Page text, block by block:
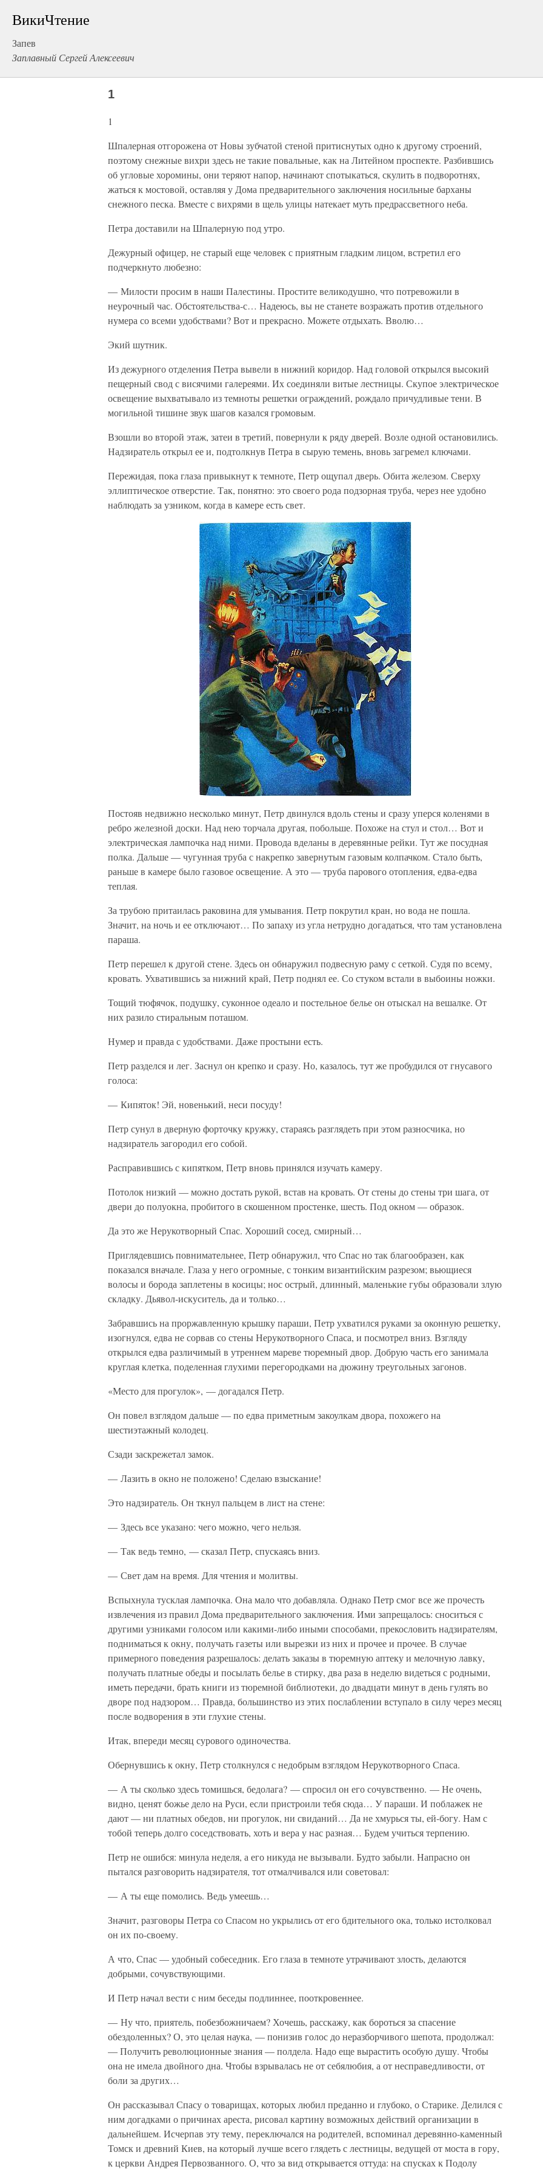
ВикиЧтение
Запев
Заплавный Сергей Алексеевич
1
1
Шпалерная отгорожена от Новы зубчатой стеной притиснутых одно к другому строений,
поэтому снежные вихри здесь не такие повальные, как на Литейном проспекте. Разбившись
об угловые хоромины, они теряют напор, начинают спотыкаться, скулить в подворотнях,
жаться к мостовой, оставляя у Дома предварительного заключения носильные барханы
снежного песка. Вместе с вихрями в щель улицы натекает муть предрассветного неба.
Петра доставили на Шпалерную под утро.
Дежурный офицер, не старый еще человек с приятным гладким лицом, встретил его
подчеркнуто любезно:
— Милости просим в наши Палестины. Простите великодушно, что потревожили в
неурочный час. Обстоятельства-с… Надеюсь, вы не станете возражать против отдельного
нумера со всеми удобствами? Вот и прекрасно. Можете отдыхать. Вволю…
Экий шутник.
Из дежурного отделения Петра вывели в нижний коридор. Над головой открылся высокий
пещерный свод с висячими галереями. Их соединяли витые лестницы. Скупое электрическое
освещение выхватывало из темноты решетки ограждений, рождало причудливые тени. В
могильной тишине звук шагов казался громовым.
Взошли во второй этаж, затеи в третий, повернули к ряду дверей. Возле одной остановились.
Надзиратель открыл ее и, подтолкнув Петра в сырую темень, вновь загремел ключами.
Пережидая, пока глаза привыкнут к темноте, Петр ощупал дверь. Обита железом. Сверху
эллиптическое отверстие. Так, понятно: это своего рода подзорная труба, через нее удобно
наблюдать за узником, когда в камере есть свет.
Постояв недвижно несколько минут, Петр двинулся вдоль стены и сразу уперся коленями в
ребро железной доски. Над нею торчала другая, побольше. Похоже на стул и стол… Вот и
электрическая лампочка над ними. Провода вделаны в деревянные рейки. Тут же посудная
полка. Дальше — чугунная труба с накрепко завернутым газовым колпачком. Стало быть,
раньше в камере было газовое освещение. А это — труба парового отопления, едва-едва
теплая.
За трубою притаилась раковина для умывания. Петр покрутил кран, но вода не пошла.
Значит, на ночь и ее отключают… По запаху из угла нетрудно догадаться, что там установлена
параша.
Петр перешел к другой стене. Здесь он обнаружил подвесную раму с сеткой. Судя по всему,
кровать. Ухватившись за нижний край, Петр поднял ее. Со стуком встали в выбоины ножки.
Тощий тюфячок, подушку, суконное одеало и постельное белье он отыскал на вешалке. От
них разило стиральным поташом.
Нумер и правда с удобствами. Даже простыни есть.
Петр разделся и лег. Заснул он крепко и сразу. Но, казалось, тут же пробудился от гнусавого
голоса:
— Кипяток! Эй, новенький, неси посуду!
Петр сунул в дверную форточку кружку, стараясь разглядеть при этом разносчика, но
надзиратель загородил его собой.
Расправившись с кипятком, Петр вновь принялся изучать камеру.
Потолок низкий — можно достать рукой, встав на кровать. От стены до стены три шага, от
двери до полуокна, пробитого в скошенном простенке, шесть. Под окном — образок.
Да это же Нерукотворный Спас. Хороший сосед, смирный…
Приглядевшись повнимательнее, Петр обнаружил, что Спас но так благообразен, как
показался вначале. Глаза у него огромные, с тонким византийским разрезом; вьющиеся
волосы и борода заплетены в косицы; нос острый, длинный, маленькие губы образовали злую
складку. Дьявол-искуситель, да и только…
Забравшись на проржавленную крышку параши, Петр ухватился руками за оконную решетку,
изогнулся, едва не сорвав со стены Нерукотворного Спаса, и посмотрел вниз. Взгляду
открылся едва различимый в утреннем мареве тюремный двор. Добрую часть его занимала
круглая клетка, поделенная глухими перегородками на дюжину треугольных загонов.
«Место для прогулок», — догадался Петр.
Он повел взглядом дальше — по едва приметным закоулкам двора, похожего на
шестиэтажный колодец.
Сзади заскрежетал замок.
— Лазить в окно не положено! Сделаю взыскание!
Это надзиратель. Он ткнул пальцем в лист на стене:
— Здесь все указано: чего можно, чего нельзя.
— Так ведь темно, — сказал Петр, спускаясь вниз.
— Свет дам на время. Для чтения и молитвы.
Вспыхнула тусклая лампочка. Она мало что добавляла. Однако Петр смог все же прочесть
извлечения из правил Дома предварительного заключения. Ими запрещалось: сноситься с
другими узниками голосом или какими-либо иными способами, прекословить надзирателям,
подниматься к окну, получать газеты или вырезки из них и прочее и прочее. В случае
примерного поведения разрешалось: делать заказы в тюремную аптеку и мелочную лавку,
получать платные обеды и посылать белье в стирку, два раза в неделю видеться с родными,
иметь передачи, брать книги из тюремной библиотеки, до двадцати минут в день гулять во
дворе под надзором… Правда, большинство из этих послаблении вступало в силу через месяц
после водворения в эти глухие стены.
Итак, впереди месяц сурового одиночества.
Обернувшись к окну, Петр столкнулся с недобрым взглядом Нерукотворного Спаса.
— А ты сколько здесь томишься, бедолага? — спросил он его сочувственно. — Не очень,
видно, ценят божье дело на Руси, если пристроили тебя сюда… У параши. И поблажек не
дают — ни платных обедов, ни прогулок, ни свиданий… Да не хмурься ты, ей-богу. Нам с
тобой теперь долго соседствовать, хоть и вера у нас разная… Будем учиться терпению.
Петр не ошибся: минула неделя, а его никуда не вызывали. Будто забыли. Напрасно он
пытался разговорить надзирателя, тот отмалчивался или советовал:
— А ты еще помолись. Ведь умеешь…
Значит, разговоры Петра со Спасом но укрылись от его бдительного ока, только истолковал
он их по-своему.
А что, Спас — удобный собеседник. Его глаза в темноте утрачивают злость, делаются
добрыми, сочувствующими.
И Петр начал вести с ним беседы подлиннее, пооткровеннее.
— Ну что, приятель, побезбожничаем? Хочешь, расскажу, как бороться за спасение
обездоленных? О, это целая наука, — понизив голос до неразборчивого шепота, продолжал:
— Получить революционные знания — полдела. Надо еще вырастить особую душу. Чтобы
она не имела двойного дна. Чтобы взрывалась не от себялюбия, а от несправедливости, от
боли за других…
Он рассказывал Спасу о товарищах, которых любил преданно и глубоко, о Старике. Делился с
ним догадками о причинах ареста, рисовал картину возможных действий организации в
дальнейшем. Исчерпав эту тему, переключался на родителей, вспоминал деревянно-каменный
Томск и древний Киев, на который лучше всего глядеть с лестницы, ведущей от моста в гору,
к церкви Андрея Первозванного. О, что за вид открывается оттуда: на спусках к Подолу